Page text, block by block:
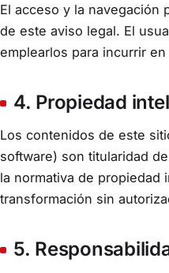
El acceso y la navegación
de este aviso legal. El
emplearlos para incurrir
4. Propiedad
Los contenidos de este
software) son titularidad
la normativa de propiedad
transformación sin
5.